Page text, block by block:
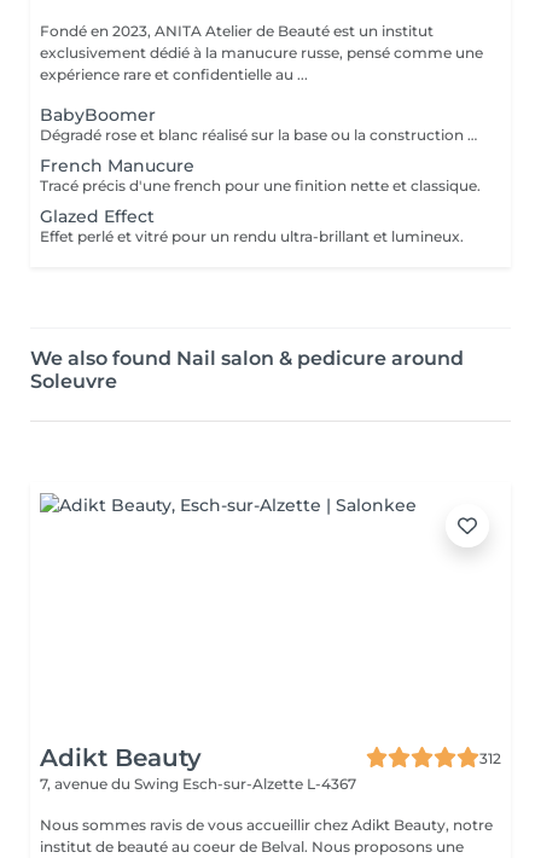
Fondé en 2023, ANITA Atelier de Beauté est un institut
exclusivement dédié à la manucure russe, pensé comme une
expérience rare et confidentielle au ...
BabyBoomer
Dégradé rose et blanc réalisé sur la base ou la construction pour un rendu naturel et élégant.
French Manucure
Tracé précis d'une french pour une finition nette et classique.
Glazed Effect
Effet perlé et vitré pour un rendu ultra-brillant et lumineux.
We also found Nail salon & pedicure around
Soleuvre
Adikt Beauty
312
7, avenue du Swing Esch-sur-Alzette L-4367
Nous sommes ravis de vous accueillir chez Adikt Beauty, notre
institut de beauté au coeur de Belval. Nous proposons une